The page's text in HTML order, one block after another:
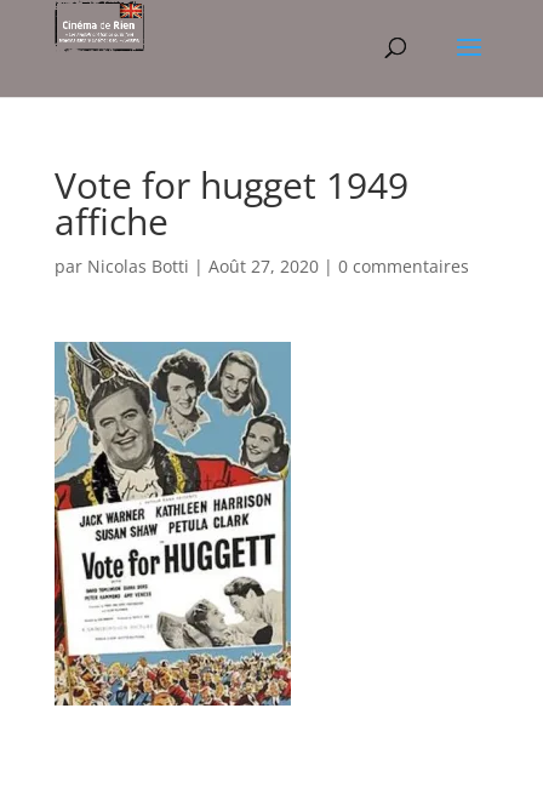
Vote for hugget 1949
affiche
par Nicolas Botti | Août 27, 2020| 0 commentaires